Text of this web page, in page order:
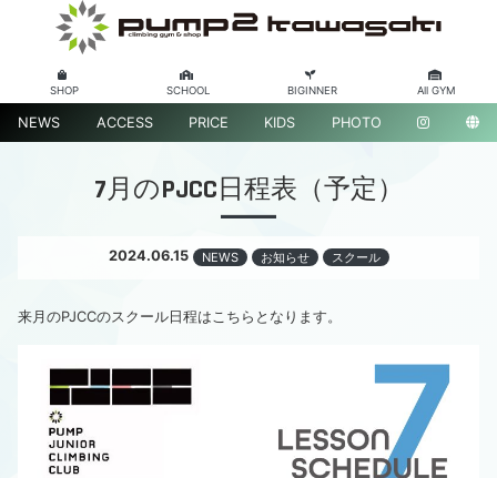
SHOP SCHOOL BIGINNER All GYM
NEWS ACCESS PRICE KIDS PHOTO
7月のPJCC日程表（予定）
2024.06.15 NEWS お知らせ スクール
来月のPJCCのスクール日程はこちらとなります。